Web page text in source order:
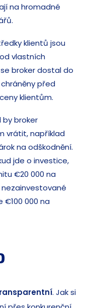
na hromadné
klientů jsou
vlastních
broker dostal do
před
klientům.
by broker
vrátit, například
na odškodnění.
jde o investice,
€20 000 na
€100 000 na
. Jak si